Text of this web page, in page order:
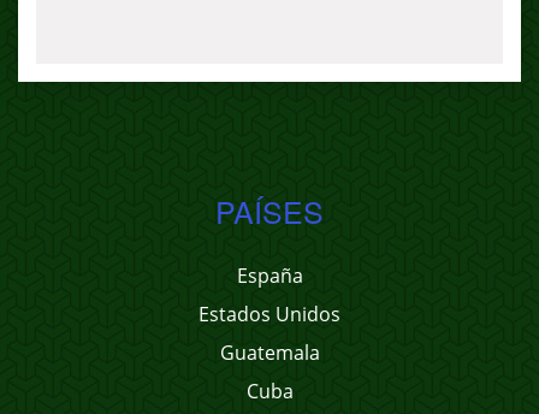
PAÍSES
España
Estados Unidos
Guatemala
Cuba